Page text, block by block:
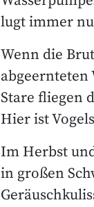
lugt immer
Wenn die
abgeernteten
Stare fliegen
Hier ist
Im Herbst
in großen